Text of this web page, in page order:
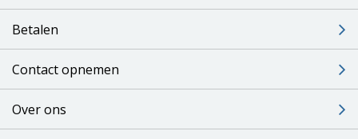
Betalen
Contact opnemen
Over ons